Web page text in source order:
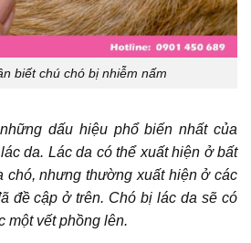
biết chú chó bị nhiễm nấm
dấu hiệu phổ biến nhất của
da. Lác da có thể xuất hiện ở bất
chó, nhưng thường xuất hiện ở các
đề cập ở trên. Chó bị lác da sẽ có
một vết phồng lên.